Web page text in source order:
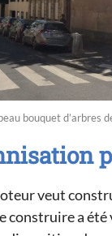
bouquet d’arbres
veut
construire a